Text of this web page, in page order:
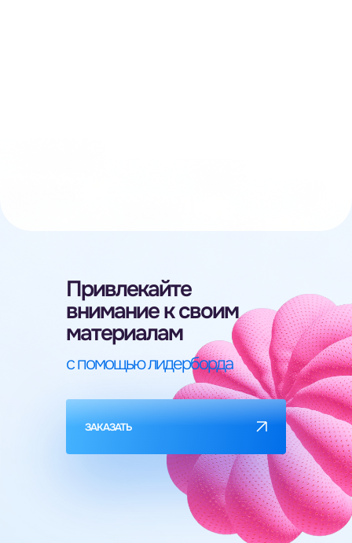
ЗАКАЗАТЬ
Привлекайте
внимание к своим
материалам
с помощью лидерборда